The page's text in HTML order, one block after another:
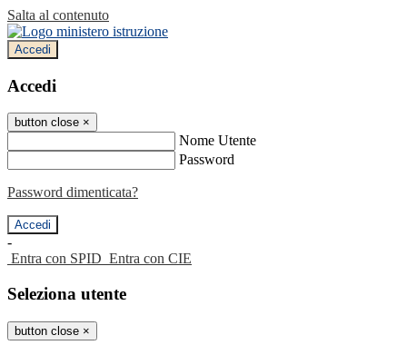
Salta al contenuto
Accedi
Accedi
button close ×
Nome Utente
Password
Password dimenticata?
-
Entra con SPID Entra con CIE
Seleziona utente
button close ×